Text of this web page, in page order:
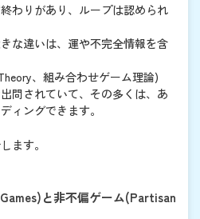
わりがあり、ループは認められ
な違いは、運や不完全情報を含
、組み合わせゲーム理論)
問されていて、その多くは、あ
ィングできます。
ます。
と非不偏ゲーム(Partisan